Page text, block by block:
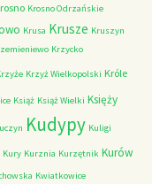
Krosno Odrzańskie
Krusa Krusze Kruszyn
Krzycko
Krzyż Wielkopolski Króle
Książ Książ Wielki Księży
Kudypy Kuligi
Kury Kurznia Kurzętnik Kurów
Kwiatkowice